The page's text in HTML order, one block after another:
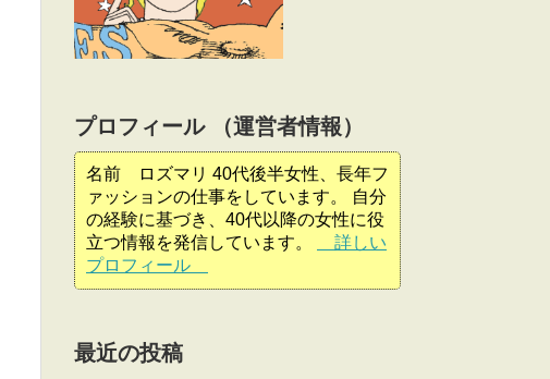
プロフィール （運営者情報）
名前 ロズマリ 40代後半女性、長年フ
ァッションの仕事をしています。 自分
の経験に基づき、40代以降の女性に役
立つ情報を発信しています。
詳しい
プロフィール
最近の投稿